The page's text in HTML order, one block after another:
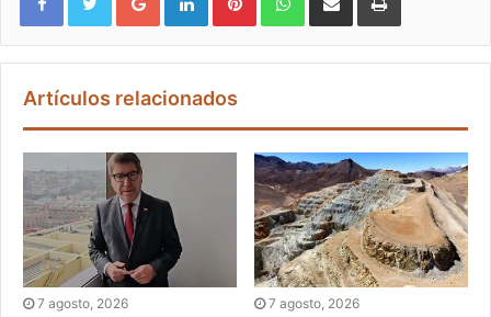
Artículos relacionados
7 agosto, 2026 7 agosto, 2026